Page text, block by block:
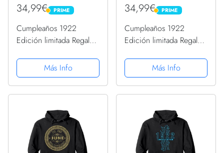
34,99€ PRIME
PRIME
Cumpleaños 1922
Edición limitada Regalo
Sudadera con Capucha
Más Info
34,99€ PRIME
PRIME
Cumpleaños 1922
Edición limitada Regalo
Sudadera con Capucha
Más Info